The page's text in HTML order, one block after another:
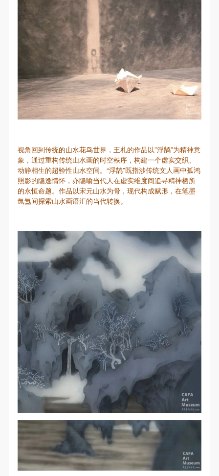
视角回到传统的山水花鸟世界，王札的作品以”浮鹄”为精神意
象，通过重构传统山水画的时空秩序，构建一个虚实交织、
动静相生的超验性山水空间。“浮鹄”既指涉传统文人画中孤鸿
照影的隐逸情怀，亦隐喻当代人在虚实维度间追寻精神栖所
的永恒命题。作品以宋元山水为骨，现代构成赋形，在笔墨
氤氲间探索山水画语汇的当代转换。